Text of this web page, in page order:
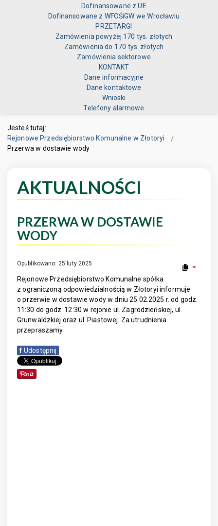
Dofinansowane z UE
Dofinansowane z WFOŚiGW we Wrocławiu
PRZETARGI
Zamówienia powyżej 170 tys. złotych
Zamówienia do 170 tys. złotych
Zamówienia sektorowe
KONTAKT
Dane informacyjne
Dane kontaktowe
Wnioski
Telefony alarmowe
Jesteś tutaj:
Rejonowe Przedsiębiorstwo Komunalne w Złotoryi
Przerwa w dostawie wody
AKTUALNOŚCI
PRZERWA W DOSTAWIE
WODY
Opublikowano: 25 luty 2025
Rejonowe Przedsiębiorstwo Komunalne spółka
z ograniczoną odpowiedzialnością w Złotoryi informuje
o przerwie w dostawie wody w dniu 25.02.2025 r. od godz.
11:30 do godz. 12:30 w rejonie ul. Zagrodzieńskiej, ul.
Grunwaldzkiej oraz ul. Piastowej. Za utrudnienia
przepraszamy.
f Udostępnij